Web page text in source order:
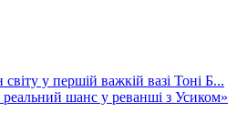
шанс у реванші з Усиком»